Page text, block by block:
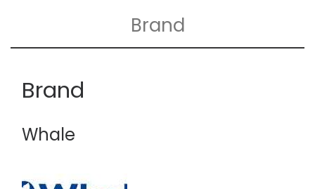
Brand
Brand
Whale